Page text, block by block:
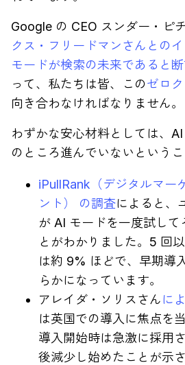
Google の CEO スンダー・ピ
クス・フリードマンさんとの
モードが検索の未来であると
って、私たちは皆、このゼロ
向き合わなければなりません。
わずかな安心材料としては、
のところ進んでいないというこ
iPullRank（デジタルマー
ント） の調査によると、
が AI モードを一度試して
とがわかりました。5 回
は約 9% ほどで、早期導
らかになっています。
アレイダ・ソリスさんに
は英国での導入に焦点を
導入開始時は急激に採用
後減少し始めたことが示